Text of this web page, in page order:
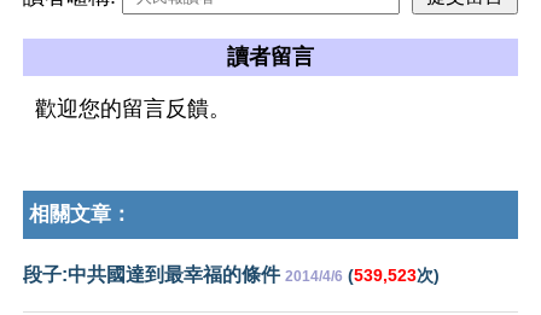
讀者留言
歡迎您的留言反饋。
相關文章：
段子:中共國達到最幸福的條件 2014/4/6 (539,523次)